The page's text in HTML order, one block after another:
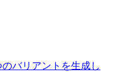
バリアントを生成し